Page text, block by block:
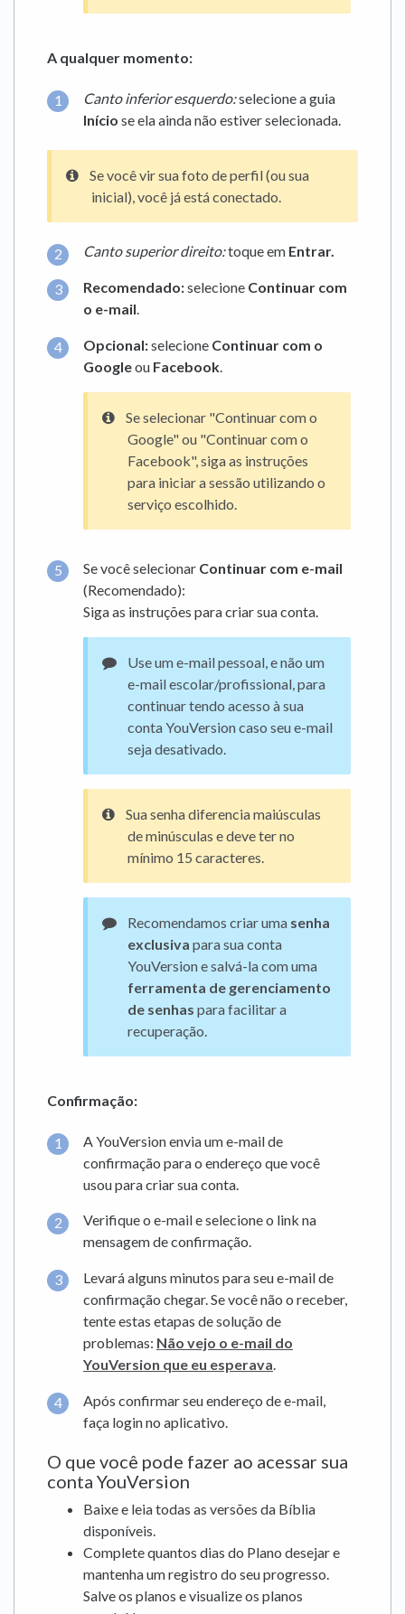
A qualquer momento:
Canto inferior esquerdo:selecione a guia
Início se ela ainda não estiver selecionada.
Se você vir sua foto de perfil (ou sua
inicial), você já está conectado.
Canto superior direito:toque em Entrar.
Recomendado:selecione Continuar com
o e-mail.
Opcional:selecione Continuar com o
Googleou Facebook
Se selecionar "Continuar com o
Google" ou "Continuar com o
Facebook", siga as instruções
para iniciar a sessão utilizando o
serviço escolhido.
Se você selecionar Continuar com e-mail
(Recomendado):
Siga as instruções para criar sua conta.
Use um e-mail pessoal, e não um
e-mail escolar/profissional, para
continuar tendo acesso à sua
conta YouVersion caso seu e-mail
seja desativado.
Sua senha diferencia maiúsculas
de minúsculas e deve ter no
mínimo 15 caracteres.
Recomendamos criar uma senha
exclusiva para sua conta
YouVersion e salvá-la com uma
ferramenta de gerenciamento
de senhas para facilitar a
recuperação.
Confirmação:
A YouVersion envia um e-mail de
confirmação para o endereço que você
usou para criar sua conta.
Verifique o e-mail e selecione o link na
mensagem de confirmação.
Levará alguns minutos para seu e-mail de
confirmação chegar. Se você não o receber,
tente estas etapas de solução de
problemas: Não vejo o e-mail do
YouVersion que eu esperava.
Após confirmar seu endereço de e-mail,
faça login no aplicativo.
O que você pode fazer ao acessar sua
conta YouVersion
Baixe e leia todas as versões da Bíblia
disponíveis.
Complete quantos dias do Plano desejar e
mantenha um registro do seu progresso.
Salve os planos e visualize os planos